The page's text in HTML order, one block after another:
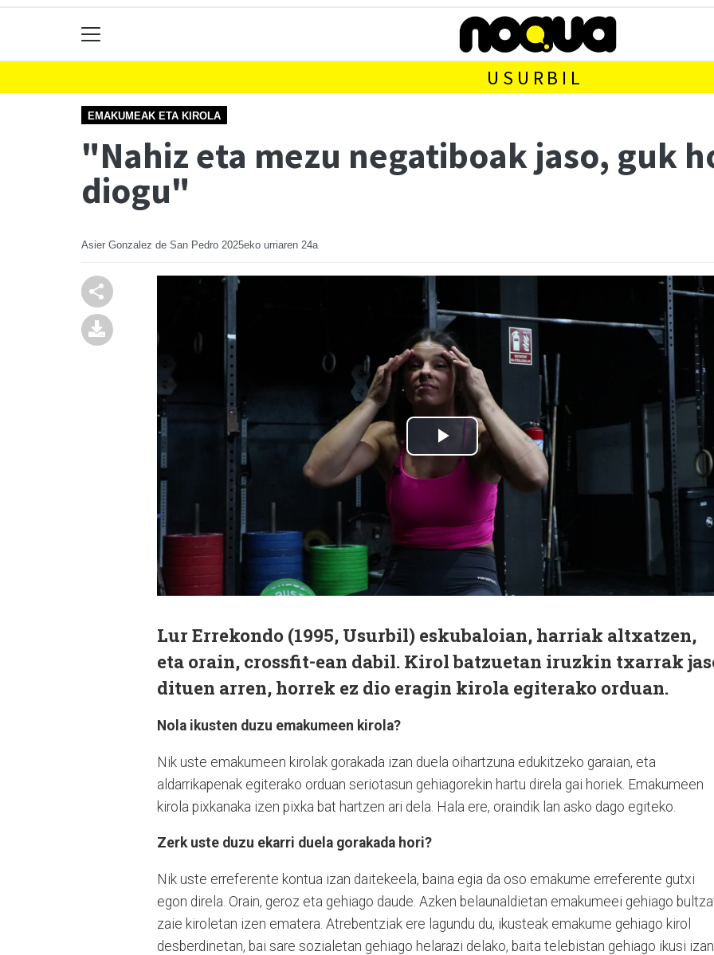
USURBIL
EMAKUMEAK ETA KIROLA
"Nahiz eta mezu negatiboak jaso, guk
diogu"
Asier Gonzalez de San Pedro 2025eko urriaren 24a
Lur Errekondo (1995, Usurbil) eskubaloian, harriak altxatzen,
eta orain, crossfit-ean dabil. Kirol batzuetan iruzkin txarrak
dituen arren, horrek ez dio eragin kirola egiterako orduan.
Nola ikusten duzu emakumeen kirola?
Nik uste emakumeen kirolak gorakada izan duela oihartzuna edukitzeko garaian, eta
aldarrikapenak egiterako orduan seriotasun gehiagorekin hartu direla gai horiek. Emakumeen
kirola pixkanaka izen pixka bat hartzen ari dela. Hala ere, oraindik lan asko dago egiteko.
Zerk uste duzu ekarri duela gorakada hori?
Nik uste erreferente kontua izan daitekeela, baina egia da oso emakume erreferente gutxi
egon direla. Orain, geroz eta gehiago daude. Azken belaunaldietan emakumeei gehiago
zaie kiroletan izen ematera. Atrebentziak ere lagundu du, ikusteak emakume gehiago kirol
desberdinetan, bai sare sozialetan gehiago helarazi delako, baita telebistan gehiago ikusi izan